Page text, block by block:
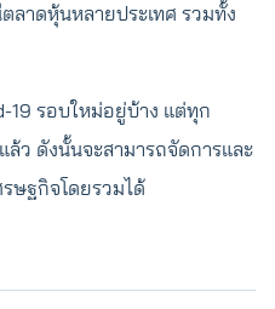
ลาดหุ้นหลายประเทศ รวมทั้ง
19 รอบใหม่อยู่บ้าง แต่ทุก
ล้ว ดังนั้นจะสามารถจัดการและ
ษฐกิจโดยรวมได้